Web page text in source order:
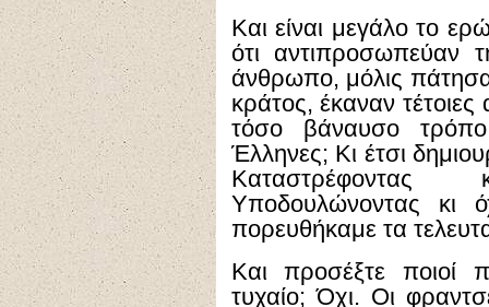
Και είναι μεγάλο το
ότι αντιπροσωπεύαν
άνθρωπο, μόλις
κράτος, έκαναν
τόσο βάναυσο
Έλληνες; Κι έτσι
Υποδουλώνοντας κι
πορευθήκαμε τα
Και προσέξτε ποιοί
τυχαίο; Όχι. Οι